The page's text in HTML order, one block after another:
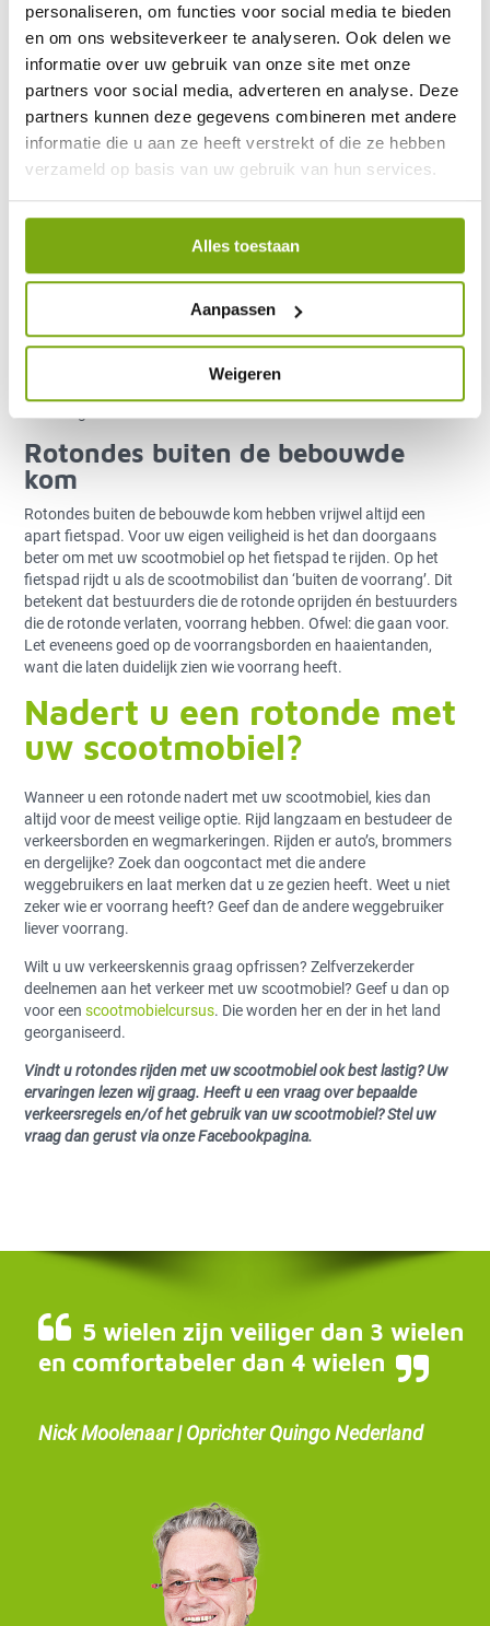
personaliseren, om functies voor social media te bieden
en om ons websiteverkeer te analyseren. Ook delen we
informatie over uw gebruik van onze site met onze
partners voor social media, adverteren en analyse. Deze
partners kunnen deze gegevens combineren met andere
informatie die u aan ze heeft verstrekt of die ze hebben
verzameld op basis van uw gebruik van hun services.
Alles toestaan
Aanpassen
Weigeren
heeft, kunt u zien aan de voorrangsborden en verkeerstekens op
de weg, zoals haaientanden. Bedenk daarbij: verkeerstekens
Rotonde zonder fietspad binnen
de bebouwde kom
apart fietspad hebben. Als scootmobilist rijdt u dan op de rijbaan
en volgt ude verkeersregelsvoor fietsers. Dus, zolang u op de
rotonde rijdt heeft u als scootmobilist voorrang op het verkeer
dat afslaat. Immers, rechtdoor op dezelfde weg gaat voor.
zo’n situatie op een rotonde voor laat gaan!
Ergo: sommige wegbeheerders in Nederland wijken af van de
landelijke richtlijnen inzake het voorrang verlenen op een rotonde
binnen de bebouwde kom. Het is daarom raadzaam bij rotondes
Rotondes buiten de bebouwde
kom
Rotondes buiten de bebouwde kom hebben vrijwel altijd een
apart fietspad. Voor uw eigen veiligheid is het dan doorgaans
beter om met uw scootmobiel op het fietspad te rijden. Op het
fietspad rijdt u als de scootmobilist dan ‘buiten de voorrang’. Dit
betekent dat bestuurders die de rotonde oprijden én bestuurders
die de rotonde verlaten, voorrang hebben. Ofwel: die gaan voor.
Let eveneens goed op de voorrangsborden en haaientanden,
want die laten duidelijk zien wie voorrang heeft.
Nadert u een rotonde met
uw scootmobiel?
Wanneer u een rotonde nadert met uw scootmobiel, kies dan
altijd voor de meest veilige optie. Rijd langzaam en bestudeer de
verkeersborden en wegmarkeringen. Rijden er auto’s, brommers
en dergelijke? Zoek dan oogcontact met die andere
weggebruikers en laat merken dat u ze gezien heeft. Weet u niet
zeker wie er voorrang heeft? Geef dan de andere weggebruiker
liever voorrang.
Wilt u uw verkeerskennis graag opfrissen? Zelfverzekerder
deelnemen aan het verkeer met uw scootmobiel? Geef u dan op
voor eenscootmobielcursus. Die worden her en der in het land
georganiseerd.
Vindt u rotondes rijden met uw scootmobiel ook best lastig? Uw
ervaringen lezen wij graag. Heeft u een vraag over bepaalde
verkeersregels en/of het gebruik van uw scootmobiel? Stel uw
vraag dan gerust via onze Facebookpagina.
5 wielen zijn veiliger dan 3 wielen
en comfortabeler dan 4 wielen
Nick Moolenaar | Oprichter Quingo Nederland